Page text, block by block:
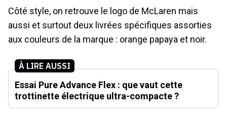
Côté style, on retrouve le logo de McLaren mais
aussi et surtout deux livrées spécifiques assorties
aux couleurs de la marque : orange papaya et noir.
À LIRE AUSSI
Essai Pure Advance Flex : que vaut cette
trottinette électrique ultra-compacte ?